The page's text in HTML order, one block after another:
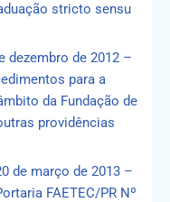
stricto sensu
dezembro de 2012 –
para a
da Fundação de
providências
de março de 2013 –
FAETEC/PR Nº